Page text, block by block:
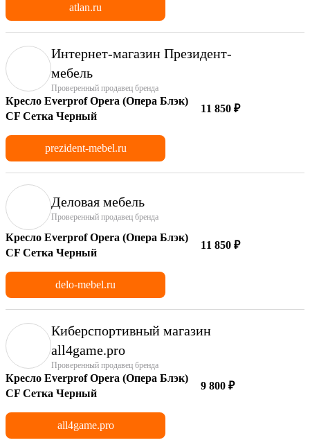
atlan.ru
Интернет-магазин Президент-
мебель
Проверенный продавец бренда
Кресло Everprof Opera (Опера Блэк)
CF Сетка Черный
11 850 ₽
prezident-mebel.ru
Деловая мебель
Проверенный продавец бренда
Кресло Everprof Opera (Опера Блэк)
CF Сетка Черный
11 850 ₽
delo-mebel.ru
Киберспортивный магазин
аll4game.pro
Проверенный продавец бренда
Кресло Everprof Opera (Опера Блэк)
CF Сетка Черный
9 800 ₽
all4game.pro